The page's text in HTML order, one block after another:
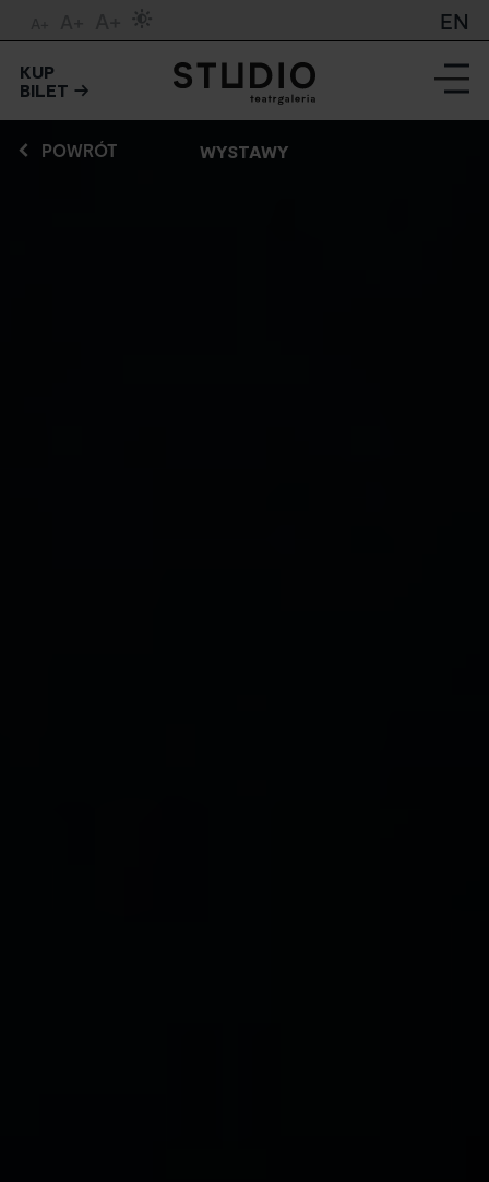
EN
KUP
BILET
WYSTAWY
POWRÓT